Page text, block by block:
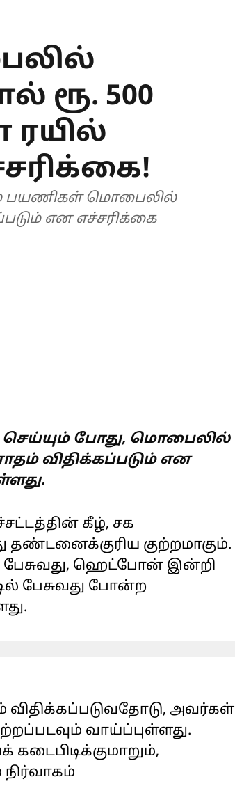
ரூ. 500
ரயில்
பயணிகள் மொபைலில்
என எச்சரிக்கை
போது, மொபைலில்
விதிக்கப்படும் என
கீழ், சக
தண்டனைக்குரிய குற்றமாகும்.
பேசுவது, ஹெட்போன் இன்றி
பேசுவது போன்ற
விதிக்கப்படுவதோடு, அவர்கள்
வாய்ப்புள்ளது.